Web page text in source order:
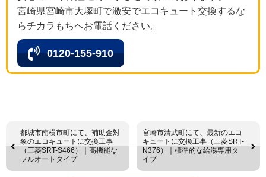
宮崎県宮崎市大塚町で激安でエコキュート交換するな
らチカラもちへお電話ください。
0120-155-910
都城市南横市町にて、補助金対
象のエコキュートに交換工事
（三菱SRT-S466）｜高機能な
フルオートタイプ
宮崎市清武町にて、最新のエコ
キュートに交換工事（三菱SRT-
N376）｜標準的な給湯専用タ
イプ